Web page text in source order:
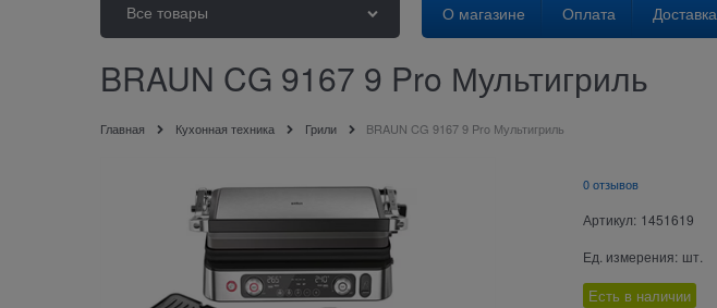
Все товары О магазине Оплата Доставка
BRAUN CG 9167 9 Pro Мультигриль
Главная Кухонная техника Грили BRAUN CG 9167 9 Pro Мультигриль
0 отзывов
Артикул: 1451619
Ед. измерения: шт.
Есть в наличии